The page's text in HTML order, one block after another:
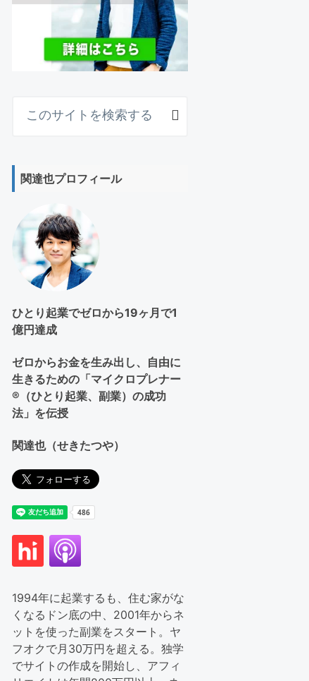
ト
を
索
す
る
関達也プロフィール
ひとり起業でゼロから19ヶ月で1
億円達成
ゼロからお金を生み出し、自由に
生きるための「マイクロプレナー
®（ひとり起業、副業）の成功
法」を伝授
関達也（せきたつや）
1994年に起業するも、住む家がな
くなるドン底の中、2001年からネ
ットを使った副業をスタート。ヤ
フオクで月30万円を超える。独学
でサイトの作成を開始し、アフィ